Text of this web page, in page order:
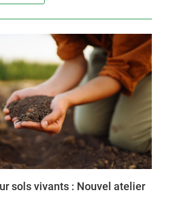
sols vivants : Nouvel atelier